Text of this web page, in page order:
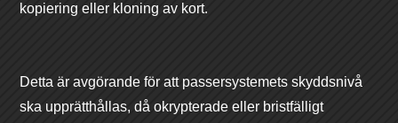
kopiering eller kloning av kort.
Detta är avgörande för att passersystemets skyddsnivå
ska upprätthållas, då okrypterade eller bristfälligt